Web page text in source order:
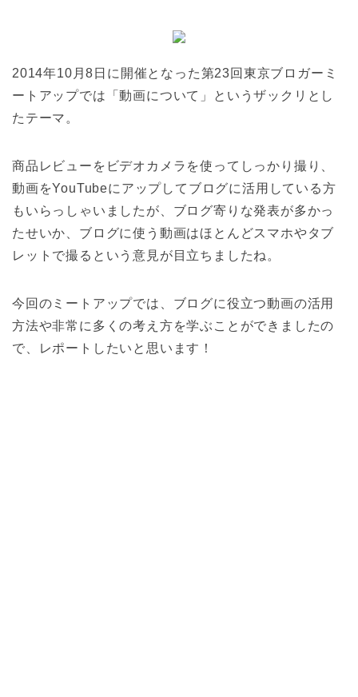
2014年10月8日に開催となった第23回東京ブロガーミ
ートアップでは「動画について」というザックリとし
たテーマ。
商品レビューをビデオカメラを使ってしっかり撮り、
動画をYouTubeにアップしてブログに活用している方
もいらっしゃいましたが、ブログ寄りな発表が多かっ
たせいか、ブログに使う動画はほとんどスマホやタブ
レットで撮るという意見が目立ちましたね。
今回のミートアップでは、ブログに役立つ動画の活用
方法や非常に多くの考え方を学ぶことができましたの
で、レポートしたいと思います！